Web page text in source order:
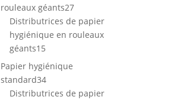
rouleaux géants2727
produits
Distributrices de papier
hygiénique en rouleaux
géants15
produits
Papier hygiénique
standard3434
produits
Distributrices de papier